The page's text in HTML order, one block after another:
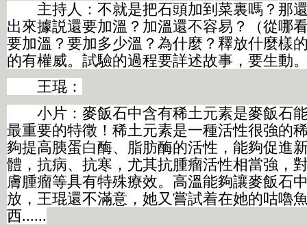
主持人：不就是把石頭加到菜裏嗎？那
出來據説還要加溫？加溫還不容易？（從哪
要加溫？要加多少溫？為什麼？釋放什麼樣
的有權威。試驗的過程要詳述故事，要生動
王琨：
小片：麥飯石中含有稀土元素是麥飯石
最重要的特徵！稀土元素是一種活性很強的
夠提高胰蛋白酶、脂肪酶的活性，能夠促進
體，抗病、抗寒，尤其抗腫瘤活性相當強，
膚腫瘤等具有特殊療效。高溫能夠讓麥飯石
放，王琨還不滿意，她又嘗試着在她的咕嚕
西......